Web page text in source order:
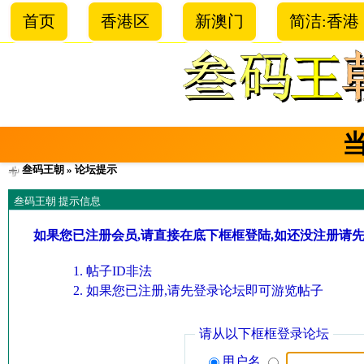
首页 香港区 新澳门 简洁:香港
叁码王朝 » 论坛提示
叁码王朝 提示信息
如果您已注册会员,请直接在底下框框登陆,如还没注册请
帖子ID非法
如果您已注册,请先登录论坛即可游览帖子
请从以下框框登录论坛
用户名